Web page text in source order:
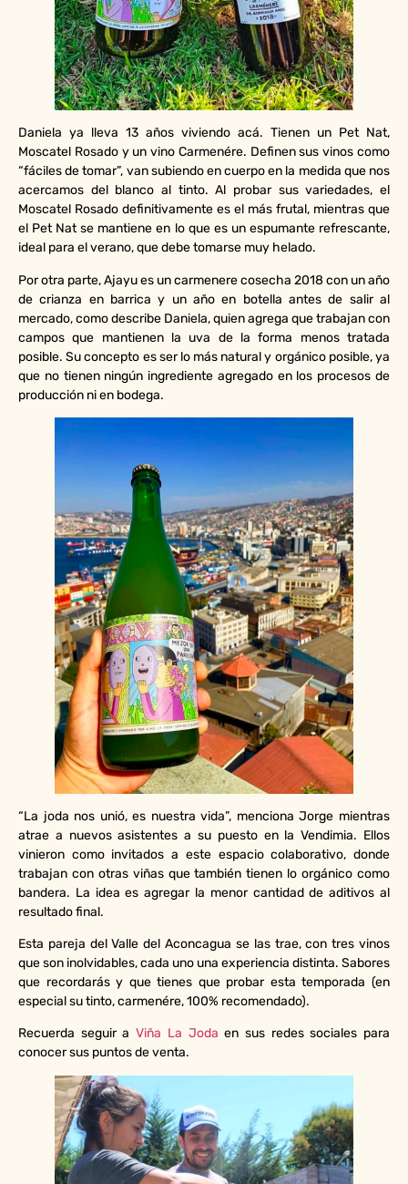
Daniela ya lleva 13 años viviendo acá. Tienen un Pet Nat,
Moscatel Rosado y un vino Carmenére. Definen sus vinos como
“fáciles de tomar”, van subiendo en cuerpo en la medida que nos
acercamos del blanco al tinto. Al probar sus variedades, el
Moscatel Rosado definitivamente es el más frutal, mientras que
el Pet Nat se mantiene en lo que es un espumante refrescante,
ideal para el verano, que debe tomarse muy helado.
Por otra parte, Ajayu es un carmenere cosecha 2018 con un año
de crianza en barrica y un año en botella antes de salir al
mercado, como describe Daniela, quien agrega que trabajan con
campos que mantienen la uva de la forma menos tratada
posible. Su concepto es ser lo más natural y orgánico posible, ya
que no tienen ningún ingrediente agregado en los procesos de
producción ni en bodega.
“La joda nos unió, es nuestra vida”, menciona Jorge mientras
atrae a nuevos asistentes a su puesto en la Vendimia. Ellos
vinieron como invitados a este espacio colaborativo, donde
trabajan con otras viñas que también tienen lo orgánico como
bandera. La idea es agregar la menor cantidad de aditivos al
resultado final.
Esta pareja del Valle del Aconcagua se las trae, con tres vinos
que son inolvidables, cada uno una experiencia distinta. Sabores
que recordarás y que tienes que probar esta temporada (en
especial su tinto, carmenére, 100% recomendado).
Recuerda seguir aViña La Joda en sus redes sociales para
conocer sus puntos de venta.